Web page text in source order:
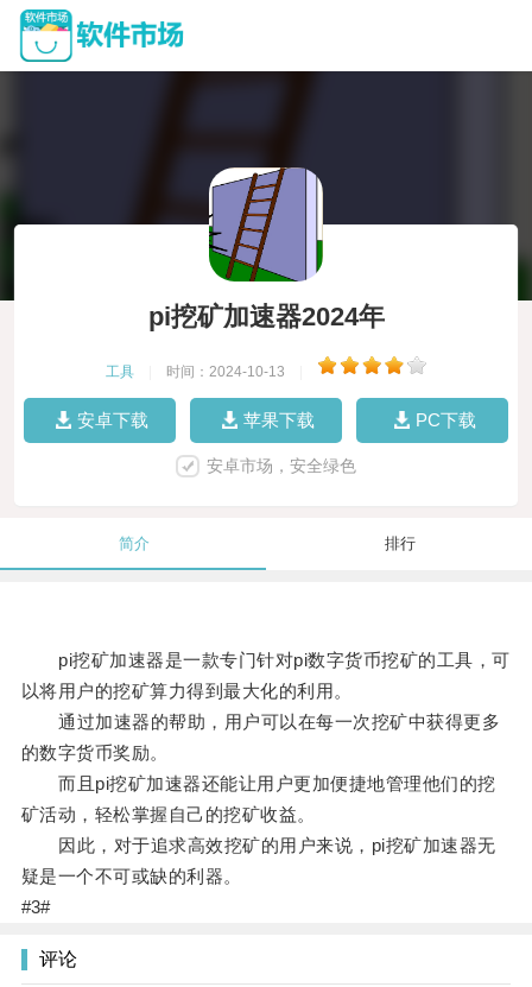
pi挖矿加速器2024年
工具 时间：2024-10-13
安卓下载 苹果下载 PC下载
安卓市场，安全绿色
简介 排行
pi挖矿加速器是一款专门针对pi数字货币挖矿的工具，可
以将用户的挖矿算力得到最大化的利用。
通过加速器的帮助，用户可以在每一次挖矿中获得更多
的数字货币奖励。
而且pi挖矿加速器还能让用户更加便捷地管理他们的挖
矿活动，轻松掌握自己的挖矿收益。
因此，对于追求高效挖矿的用户来说，pi挖矿加速器无
疑是一个不可或缺的利器。
#3#
评论